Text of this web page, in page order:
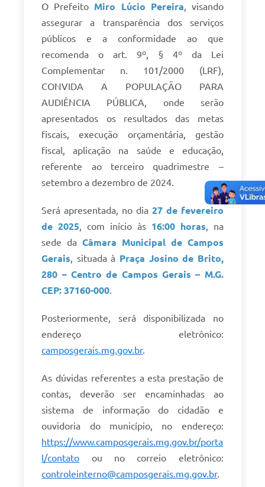
O Prefeito Miro Lúcio Pereira, visando
assegurar a transparência dos serviços
públicos e a conformidade ao que
recomenda o art. 9º, § 4º da Lei
Complementar n. 101/2000 (LRF),
CONVIDA A POPULAÇÃO PARA
AUDIÊNCIA PÚBLICA, onde serão
apresentados os resultados das metas
fiscais, execução orçamentária, gestão
fiscal, aplicação na saúde e educação,
referente ao terceiro quadrimestre –
setembro a dezembro de 2024.
Será apresentada, no dia 27 de fevereiro
de 2025, com início às 16:00 horas, na
sede daCâmara Municipal de Campos
Gerais, situada à Praça Josino de Brito,
280 – Centro de Campos Gerais – M.G.
CEP: 37160-000.
Posteriormente, será disponibilizada no
endereço eletrônico:
camposgerais.mg.gov.br.
As dúvidas referentes a esta prestação de
contas, deverão ser encaminhadas ao
sistema de informação do cidadão e
ouvidoria do município, no endereço:
https://www.camposgerais.mg.gov.br/porta
l/contato ou no correio eletrônico:
controleinterno@camposgerais.mg.gov.br.